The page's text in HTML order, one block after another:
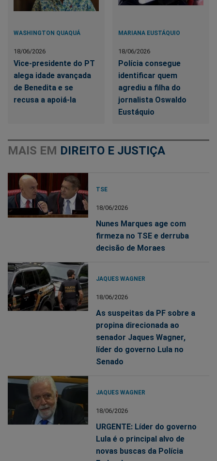
WASHINGTON QUAQUÁ
18/06/2026
Vice-presidente do PT
alega idade avançada
de Benedita e se
recusa a apoiá-la
MARIANA EUSTÁQUIO
18/06/2026
Polícia consegue
identificar quem
agrediu a filha do
jornalista Oswaldo
Eustáquio
MAIS EM DIREITO E JUSTIÇA
TSE
18/06/2026
Nunes Marques age com
firmeza no TSE e derruba
decisão de Moraes
JAQUES WAGNER
18/06/2026
As suspeitas da PF sobre a
propina direcionada ao
senador Jaques Wagner,
líder do governo Lula no
Senado
JAQUES WAGNER
18/06/2026
URGENTE: Líder do governo
Lula é o principal alvo de
novas buscas da Polícia